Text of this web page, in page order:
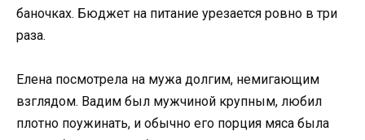
баночках. Бюджет на питание урезается ровно в три
раза.
Елена посмотрела на мужа долгим, немигающим
взглядом. Вадим был мужчиной крупным, любил
плотно поужинать, и обычно его порция мяса была